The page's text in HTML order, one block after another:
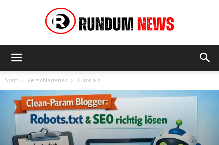
News
Start Verschiedenes Tutorials